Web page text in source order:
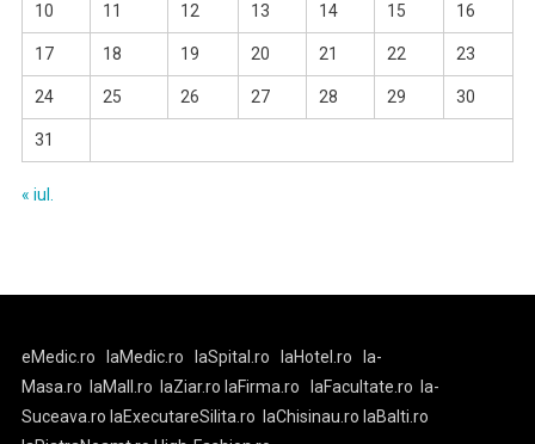
10 11 12 13 14 15 16
17 18 19 20 21 22 23
24 25 26 27 28 29 30
31
« iul.
eMedic.ro laMedic.ro laSpital.ro laHotel.ro
la-
Masa.ro
laMall.ro laZiar.ro laFirma.ro laFacultate.ro
la-
Suceava.ro laExecutareSilita.ro laChisinau.ro laBalti.ro